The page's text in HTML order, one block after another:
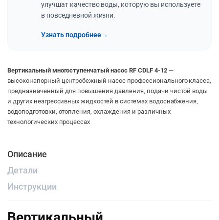
улучшат качество воды, которую вы используете
в повседневной жизни.
Узнать подробнее→
Вертикальный многоступенчатый насос RF CDLF 4-12—
высоконапорный центробежный насос профессионального класса,
предназначенный для повышения давления, подачи чистой воды
и других неагрессивных жидкостей в системах водоснабжения,
водоподготовки, отопления, охлаждения и различных
технологических процессах
Описание
Детали
Инструкции